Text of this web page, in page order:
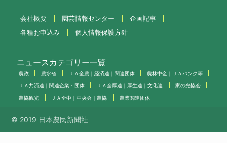
会社概要 園芸情報センター
企画記事
各種お申込み
個人情報保護方針
ニュースカテゴリー一覧
農政 農水省 ＪＡ全農｜経済連｜関連団体 農林中金｜ＪＡバンク等
ＪＡ共済連｜関連企業・団体 ＪＡ全厚連｜厚生連｜文化連 家の光協会
農協観光 ＪＡ全中｜中央会｜農協 農業関連団体
© 2019 日本農民新聞社